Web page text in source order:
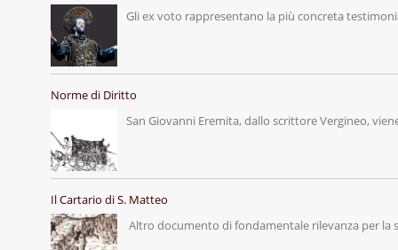
Gli ex voto rappresentano la più concreta
Norme di Diritto
San Giovanni Eremita, dallo scrittore Vergineo,
Il Cartario di S. Matteo
Altro documento di fondamentale rilevanza per la